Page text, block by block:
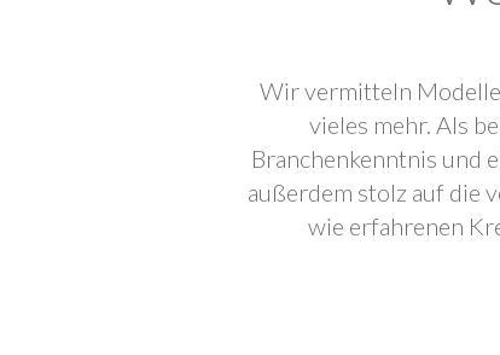
Wir vermitteln
vieles mehr. Als
Branchenkenntnis und
außerdem stolz auf die
wie erfahrenen